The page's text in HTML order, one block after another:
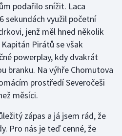
podařilo snížit. Laca
sekundách využil početní
jenž měl hned několik
Pirátů se však
powerplay, kdy dvakrát
branku. Na výhře Chomutova
prostředí Severočeši
měsíci.
zápas a já jsem rád, že
Pro nás je teď cenné, že